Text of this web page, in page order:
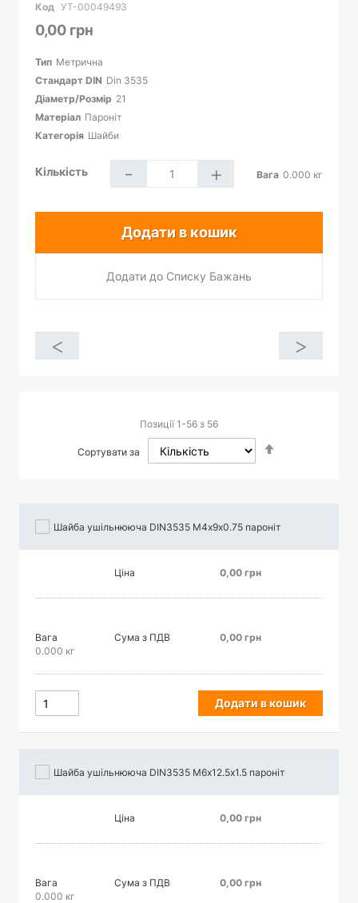
Код УТ-00049493
0,00 грн
Тип Метрична
Cтандарт DIN Din 3535
Діаметр/Розмір 21
Матеріал Пароніт
Категорія Шайби
Кількість - + Вага 0.000 кг
Додати в кошик
Додати до Списку Бажань
зображень
< >
Позиції1 -56 з 56
Сортувати за
Шайба ушільнююча DIN3535 М4х9х0.75 пароніт
Ціна 0,00 грн
Вага
0.000 кг
Сума з ПДВ 0,00 грн
Додати в кошик
Шайба ушільнююча DIN3535 М6х12.5х1.5 пароніт
Ціна 0,00 грн
Вага
0.000 кг
Сума з ПДВ 0,00 грн